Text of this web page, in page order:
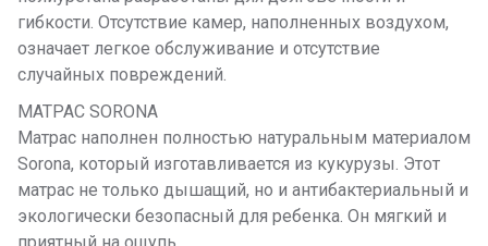
гибкости. Отсутствие камер, наполненных воздухом,
означает легкое обслуживание и отсутствие
случайных повреждений.
МАТРАС SORONA
Матрас наполнен полностью натуральным материалом
Sorona, который изготавливается из кукурузы. Этот
матрас не только дышащий, но и антибактериальный и
экологически безопасный для ребенка. Он мягкий и